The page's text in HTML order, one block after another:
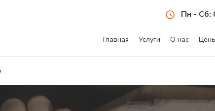
Пн - Сб:
Главная Услуги О нас